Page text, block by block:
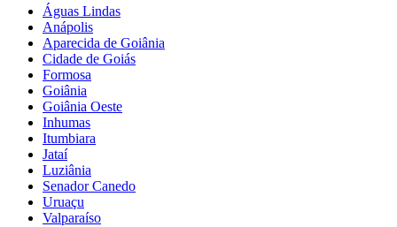
Águas Lindas
Anápolis
Aparecida de Goiânia
Cidade de Goiás
Formosa
Goiânia
Goiânia Oeste
Inhumas
Itumbiara
Jataí
Luziânia
Senador Canedo
Uruaçu
Valparaíso